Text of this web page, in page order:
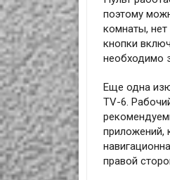
поэтому
комнаты,
кнопки
необходимо
Еще одна
TV-6.
приложений,
правой